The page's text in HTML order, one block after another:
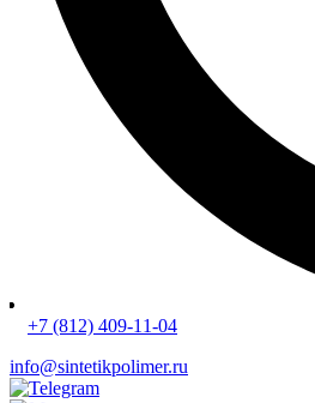
+7 (812) 409-11-04
info@sintetikpolimer.ru